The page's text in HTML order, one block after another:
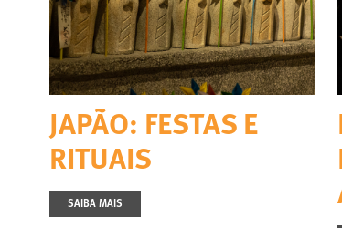
JAPÃO: FESTAS E
RITUAIS
SAIBA MAIS